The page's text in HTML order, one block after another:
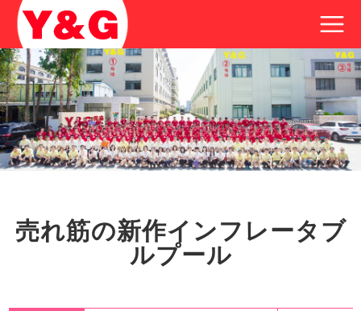
売れ筋の新作インフレータブ
ルプール